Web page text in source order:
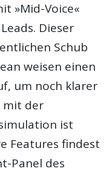
»Mid-Voice«
Dieser
Schub
weisen einen
um noch klarer
mit der
ist
Features findest
Panel des